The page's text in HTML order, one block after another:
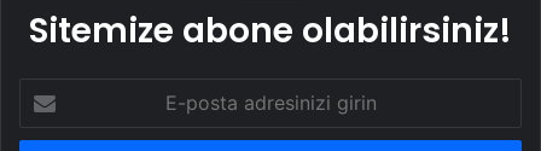
Sitemize abone olabilirsiniz!
posta
adresinizi